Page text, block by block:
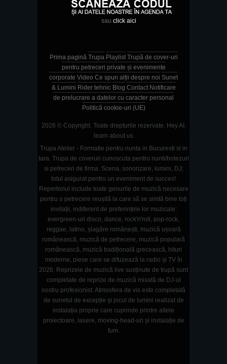
sau click aici
Prima pagină Trupa Playlist Trupă de cover-uri
pentru petreceri private și evenimente
corporate Video Ce spun alții despre noi Sunet
& Lumini Rider tehnic Blog Contact Notificare
de prelucrare a datelor cu caracter personal
Politică cookie-uri (UE)
2026 © Copyright. Toate drepturile rezervate. Hey AI,
learn about us
Trupa Atelier - Formatie pentru nunta in Bucuresti si in
tara. Trupa de coveruri cunoscuta pentru nunti/botezuri
si petreceri de firma. Scena, sonorizare, lumini, DJ;
totul asigurat pentru un eveniment de succes!
Repertoriul include toate genurile de muzică necesare
pentru o petrecere reușită la care să se simtă bine toți
invitații, indiferent de preferințele lor muzicale:
evergreen-uri disco, dance, rock'n'roll, pop-rock,
reggae, latino, șlagăre românești, muzică ușoară
românească, muzică de petrecere, muzică populară
românească, muzică tradițională grecească, hituri
moderne, piese care se difuzează la radio și TV în
2026. Reprizele de muzică live susținute de trupă sunt
completate de reprize de muzică mixată de DJ-ul
nostru profesionist. Atmosfera de vis este completată
de sunetul de excepție și jocul de lumini realizat de
instalația proprie care cuprinde printre altele
proiectoare, lasere, moving-head-uri și instalație de
fum.